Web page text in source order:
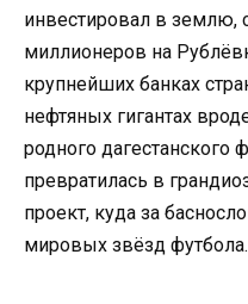
инвестировал в землю,
миллионеров на
крупнейших банках
нефтяных гигантах
родного дагестанского
превратилась в
проект, куда за
мировых звёзд футбола.